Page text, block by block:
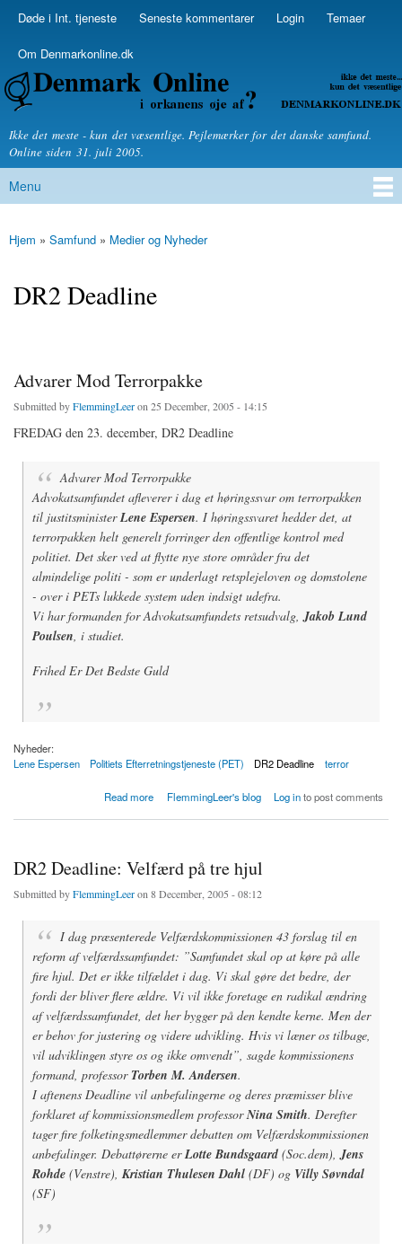
Skip to
Secondary menu
Døde i Int. tjeneste Seneste kommentarer Login Temaer
Om Denmarkonline.dk
Denmarkonline.dk - blognyheder om politik
Ikke det meste - kun det væsentlige. Pejlemærker for det danske samfund.
Online siden 31. juli 2005.
Main menu
Menu
You are here
Hjem » Samfund » Medier og Nyheder
DR2 Deadline
Advarer Mod Terrorpakke
Submitted byFlemmingLeeron 25 December, 2005 - 14:15
FREDAG den 23. december, DR2 Deadline
Advarer Mod Terrorpakke
Advokatsamfundet afleverer i dag et høringssvar om terrorpakken
til justitsministerLene Espersen. I høringssvaret hedder det, at
terrorpakken helt generelt forringer den offentlige kontrol med
politiet. Det sker ved at flytte nye store områder fra det
almindelige politi - som er underlagt retsplejeloven og domstolene
- over i PETs lukkede system uden indsigt udefra.
Vi har formanden for Advokatsamfundets retsudvalg,Jakob Lund
Poulsen, i studiet.
Frihed Er Det Bedste Guld
Nyheder:
Lene Espersen
Politiets Efterretningstjeneste (PET) DR2 Deadline terror
Read more
about Advarer Mod Terrorpakke FlemmingLeer's blog Log into post comments
DR2 Deadline: Velfærd på tre hjul
Submitted byFlemmingLeeron 8 December, 2005 - 08:12
I dag præsenterede Velfærdskommissionen 43 forslag til en
reform af velfærdssamfundet: ”Samfundet skal op at køre på alle
fire hjul. Det er ikke tilfældet i dag. Vi skal gøre det bedre, der
fordi der bliver flere ældre. Vi vil ikke foretage en radikal ændring
af velfærdssamfundet, det her bygger på den kendte kerne. Men der
er behov for justering og videre udvikling. Hvis vi læner os tilbage,
vil udviklingen styre os og ikke omvendt”, sagde kommissionens
formand, professor Torben M. Andersen.
I aftenens Deadline vil anbefalingerne og deres præmisser blive
forklaret af kommissionsmedlem professorNina Smith. Derefter
tager fire folketingsmedlemmer debatten om Velfærdskommissionen
anbefalinger. Debattørerne erLotte Bundsgaard (Soc.dem), Jens
Rohde (Venstre), Kristian Thulesen Dahl (DF) og Villy Søvndal
(SF)